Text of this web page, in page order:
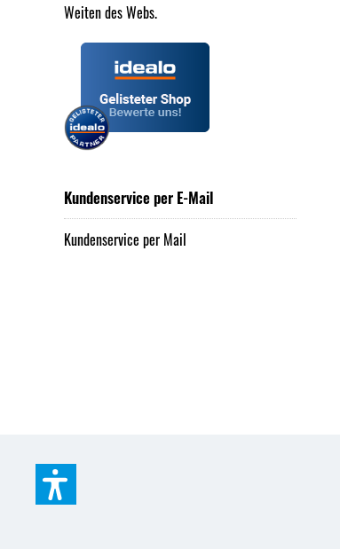
Weiten des Webs.
Kundenservice per E-Mail
Kundenservice per Mail